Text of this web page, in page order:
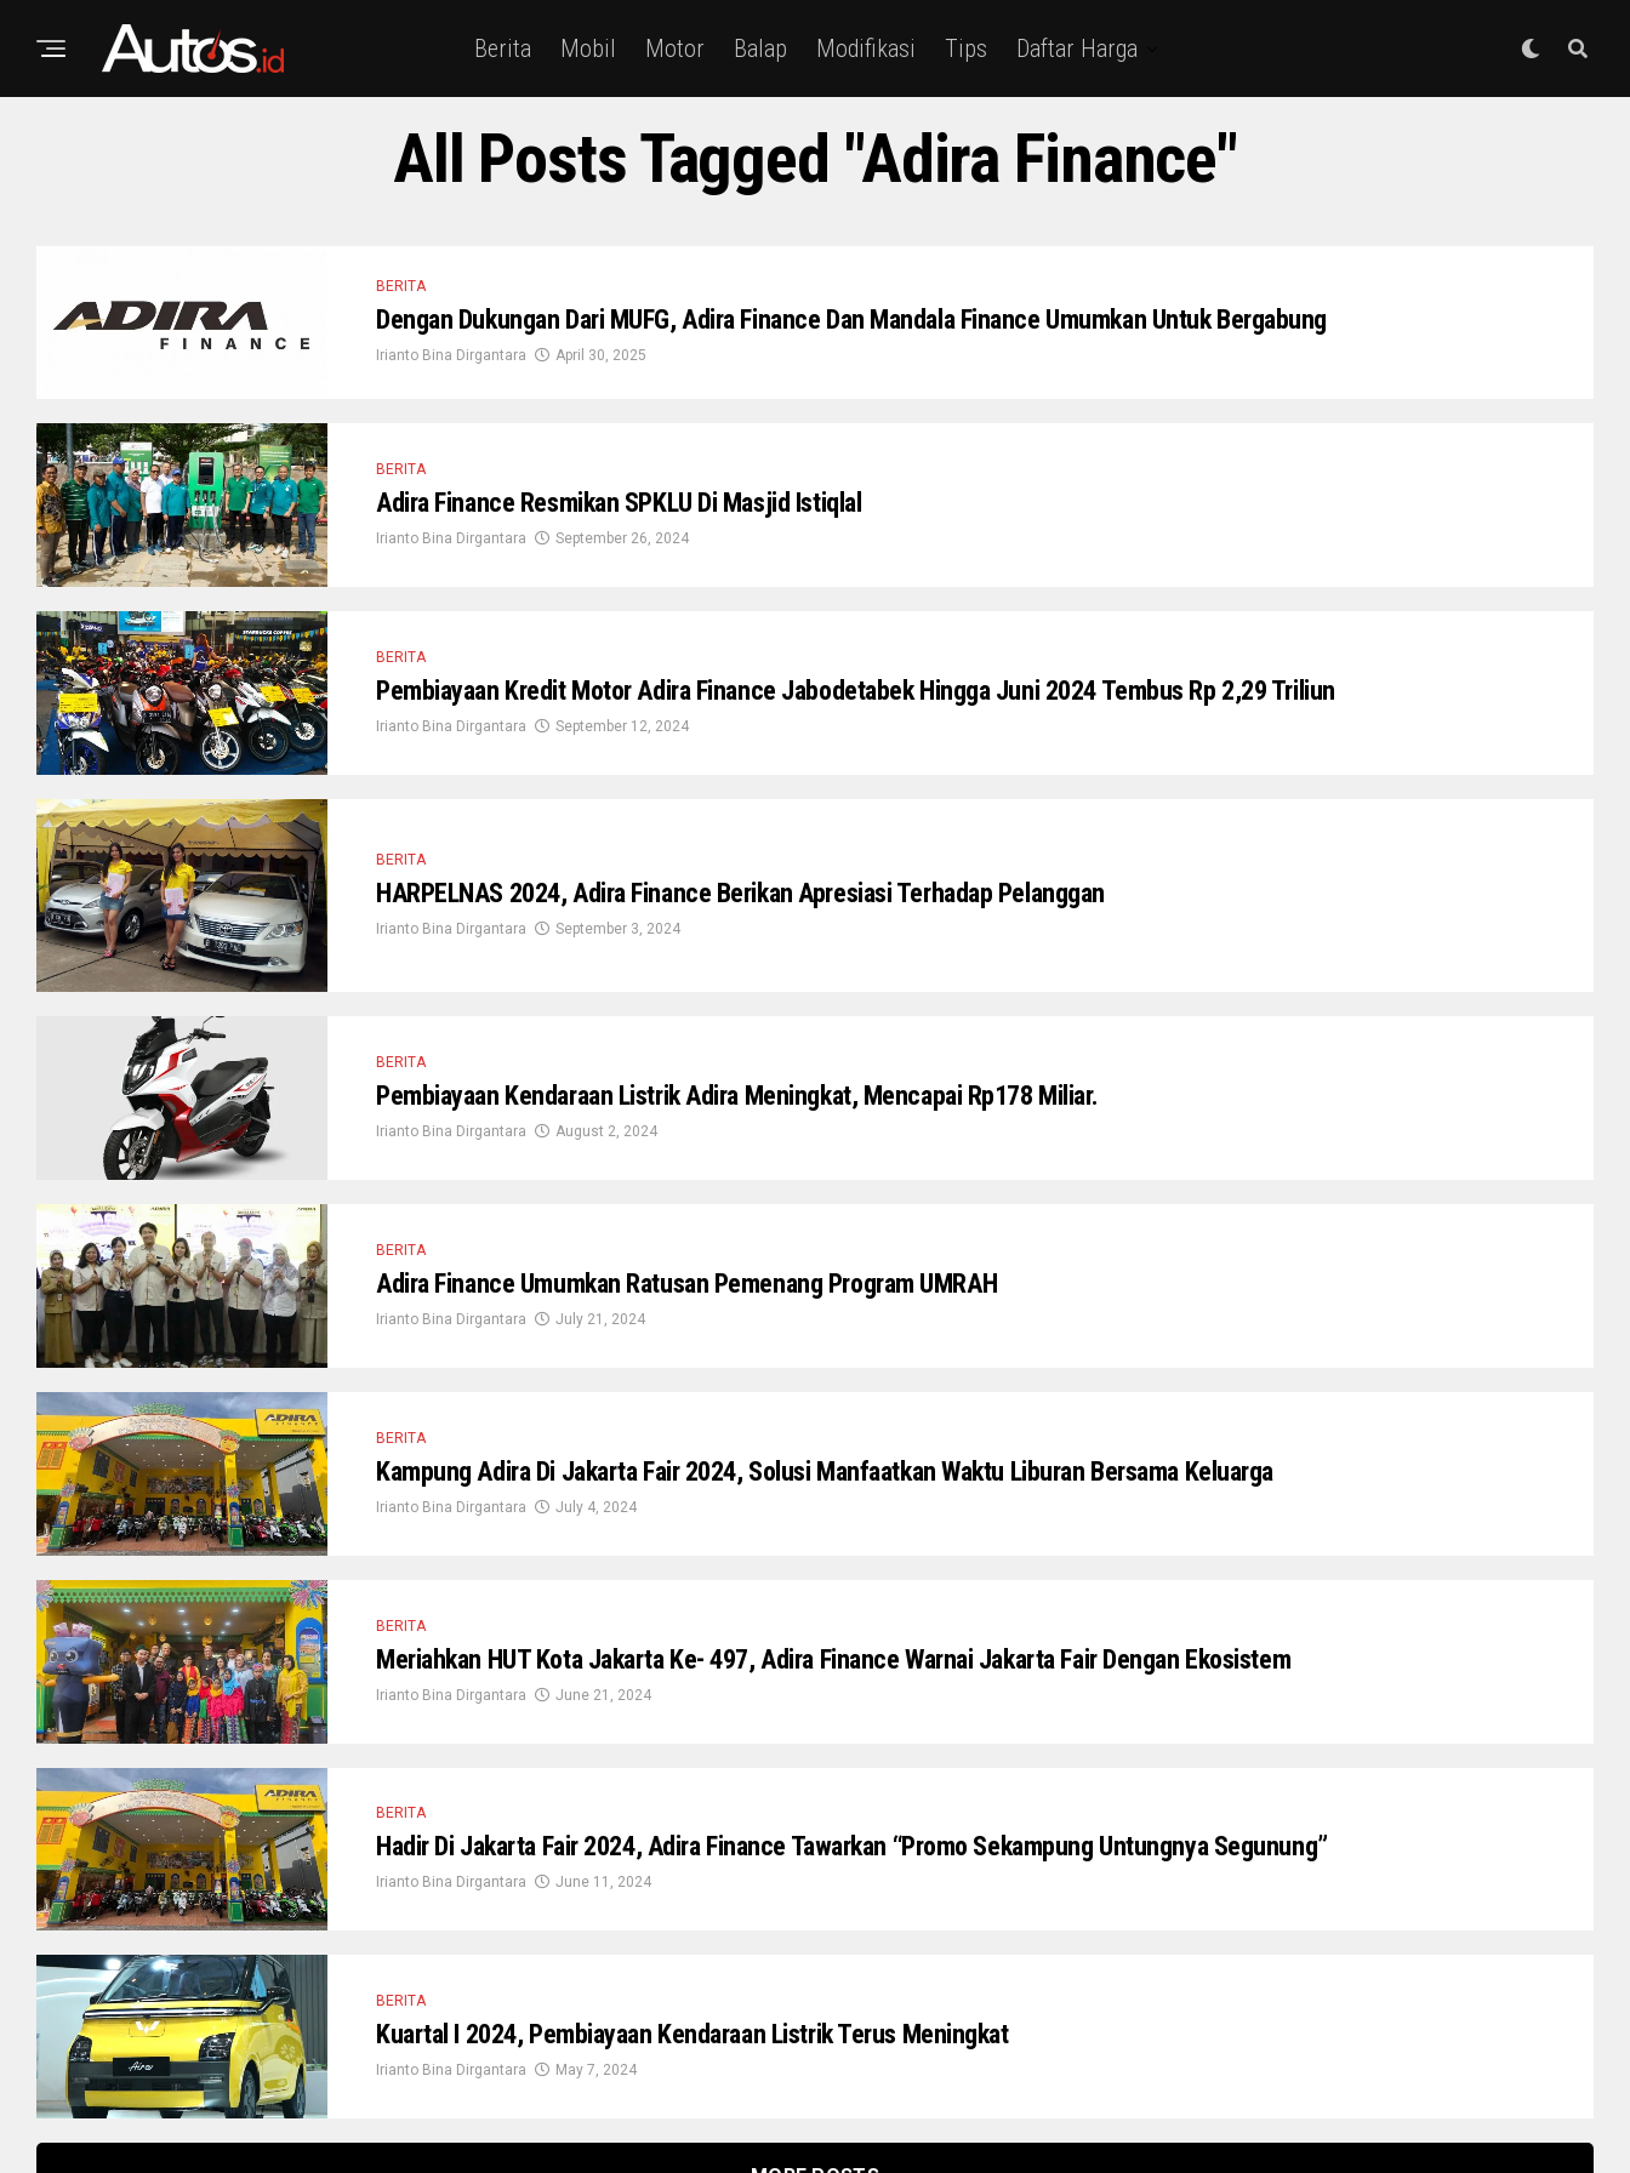
Berita Mobil Motor Balap Modifikasi Tips Daftar Harga
All Posts Tagged "Adira Finance"
BERITA
Dengan Dukungan Dari MUFG, Adira Finance Dan Mandala Finance Umumkan Untuk Bergabung
Irianto Bina Dirgantara April 30, 2025
BERITA
Adira Finance Resmikan SPKLU Di Masjid Istiqlal
Irianto Bina Dirgantara September 26, 2024
BERITA
Pembiayaan Kredit Motor Adira Finance Jabodetabek Hingga Juni 2024 Tembus Rp 2,29 Triliun
Irianto Bina Dirgantara September 12, 2024
BERITA
HARPELNAS 2024, Adira Finance Berikan Apresiasi Terhadap Pelanggan
Irianto Bina Dirgantara September 3, 2024
BERITA
Pembiayaan Kendaraan Listrik Adira Meningkat, Mencapai Rp178 Miliar.
Irianto Bina Dirgantara August 2, 2024
BERITA
Adira Finance Umumkan Ratusan Pemenang Program UMRAH
Irianto Bina Dirgantara July 21, 2024
BERITA
Kampung Adira Di Jakarta Fair 2024, Solusi Manfaatkan Waktu Liburan Bersama Keluarga
Irianto Bina Dirgantara July 4, 2024
BERITA
Meriahkan HUT Kota Jakarta Ke- 497, Adira Finance Warnai Jakarta Fair Dengan Ekosistem
Irianto Bina Dirgantara June 21, 2024
BERITA
Hadir Di Jakarta Fair 2024, Adira Finance Tawarkan “Promo Sekampung Untungnya Segunung”
Irianto Bina Dirgantara June 11, 2024
BERITA
Kuartal I 2024, Pembiayaan Kendaraan Listrik Terus Meningkat
Irianto Bina Dirgantara May 7, 2024